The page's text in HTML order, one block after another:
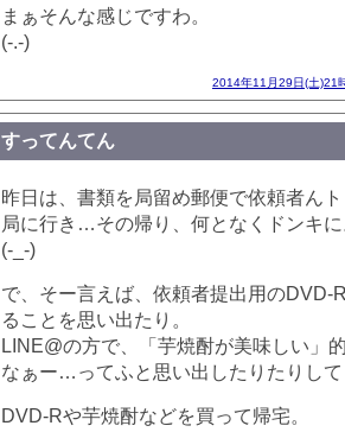
まぁそんな感じですわ。
(-.-)
2014年11月29日(土)21
すってんてん
昨日は、書類を局留め郵便で依頼者ん
局に行き…その帰り、何となくドンキ
(-_-)
で、そー言えば、依頼者提出用のDVD-
ることを思い出たり。
LINE@の方で、「芋焼酎が美味しい」
なぁー…ってふと思い出したりたりし
DVD-Rや芋焼酎などを買って帰宅。